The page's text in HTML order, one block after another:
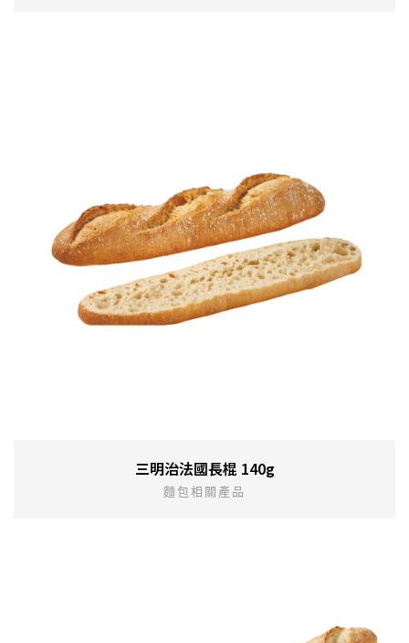
三明治法國長棍 140g
麵包相關產品